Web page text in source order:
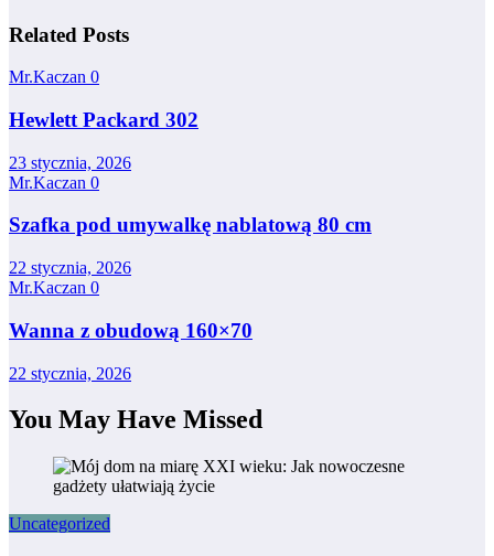
Related Posts
Mr.Kaczan 0
Hewlett Packard 302
23 stycznia, 2026
Mr.Kaczan 0
Szafka pod umywalkę nablatową 80 cm
22 stycznia, 2026
Mr.Kaczan 0
Wanna z obudową 160×70
22 stycznia, 2026
You May Have Missed
Uncategorized